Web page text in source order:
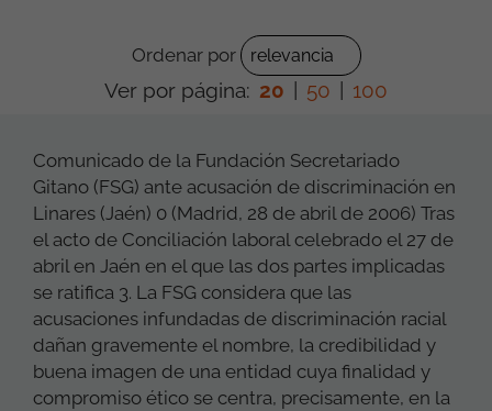
Ordenar por
Ver por página: 20 50 100
Comunicado de la Fundación Secretariado
Gitano (FSG) ante acusación de discriminación en
Linares (Jaén) 0 (Madrid, 28 de abril de 2006) Tras
el acto de Conciliación laboral celebrado el 27 de
abril en Jaén en el que las dos partes implicadas
se ratifica 3. La FSG considera que las
acusaciones infundadas de discriminación racial
dañan gravemente el nombre, la credibilidad y
buena imagen de una entidad cuya finalidad y
compromiso ético se centra, precisamente, en la